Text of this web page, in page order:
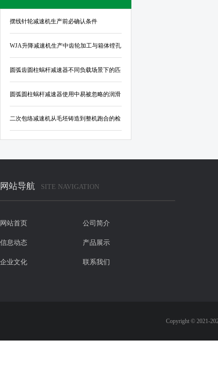
摆线针轮减速机生产前必确认条件
WJA升降减速机生产中齿轮加工与箱体镗孔
圆弧齿圆柱蜗杆减速器不同负载场景下的匹
圆弧圆柱蜗杆减速器使用中易被忽略的润滑
二次包络减速机从毛坯铸造到整机跑合的检
网站导航 SITE NAVIGATION
网站首页 公司简介
信息动态 产品展示
企业文化 联系我们
Copyright © 2021-